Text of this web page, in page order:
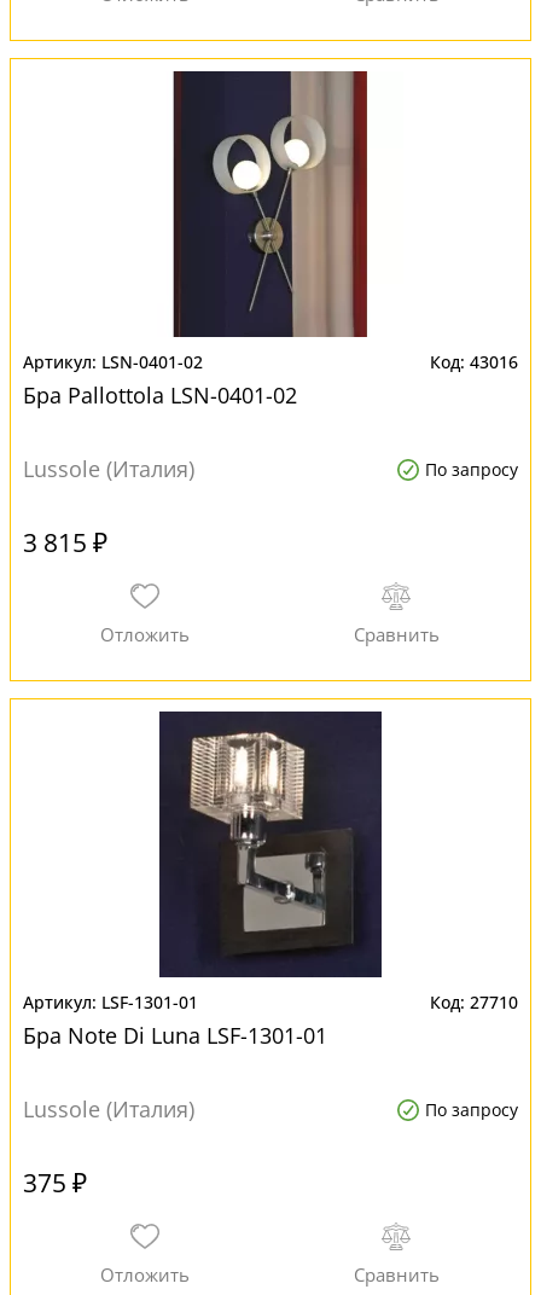
LSN-0401-02 43016
Бра Pallottola LSN-0401-02
Lussole (Италия) По запросу
3 815 ₽
LSF-1301-01 27710
Бра Note Di Luna LSF-1301-01
Lussole (Италия) По запросу
375 ₽